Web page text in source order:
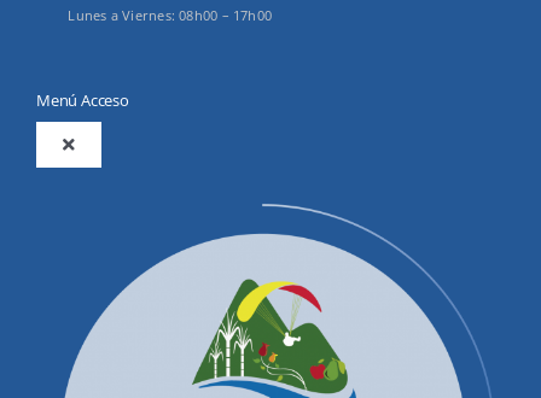
Lunes a Viernes: 08h00 – 17h00
Menú Acceso
Toggle
Productos y Servicios
Convocatorias Precalificación